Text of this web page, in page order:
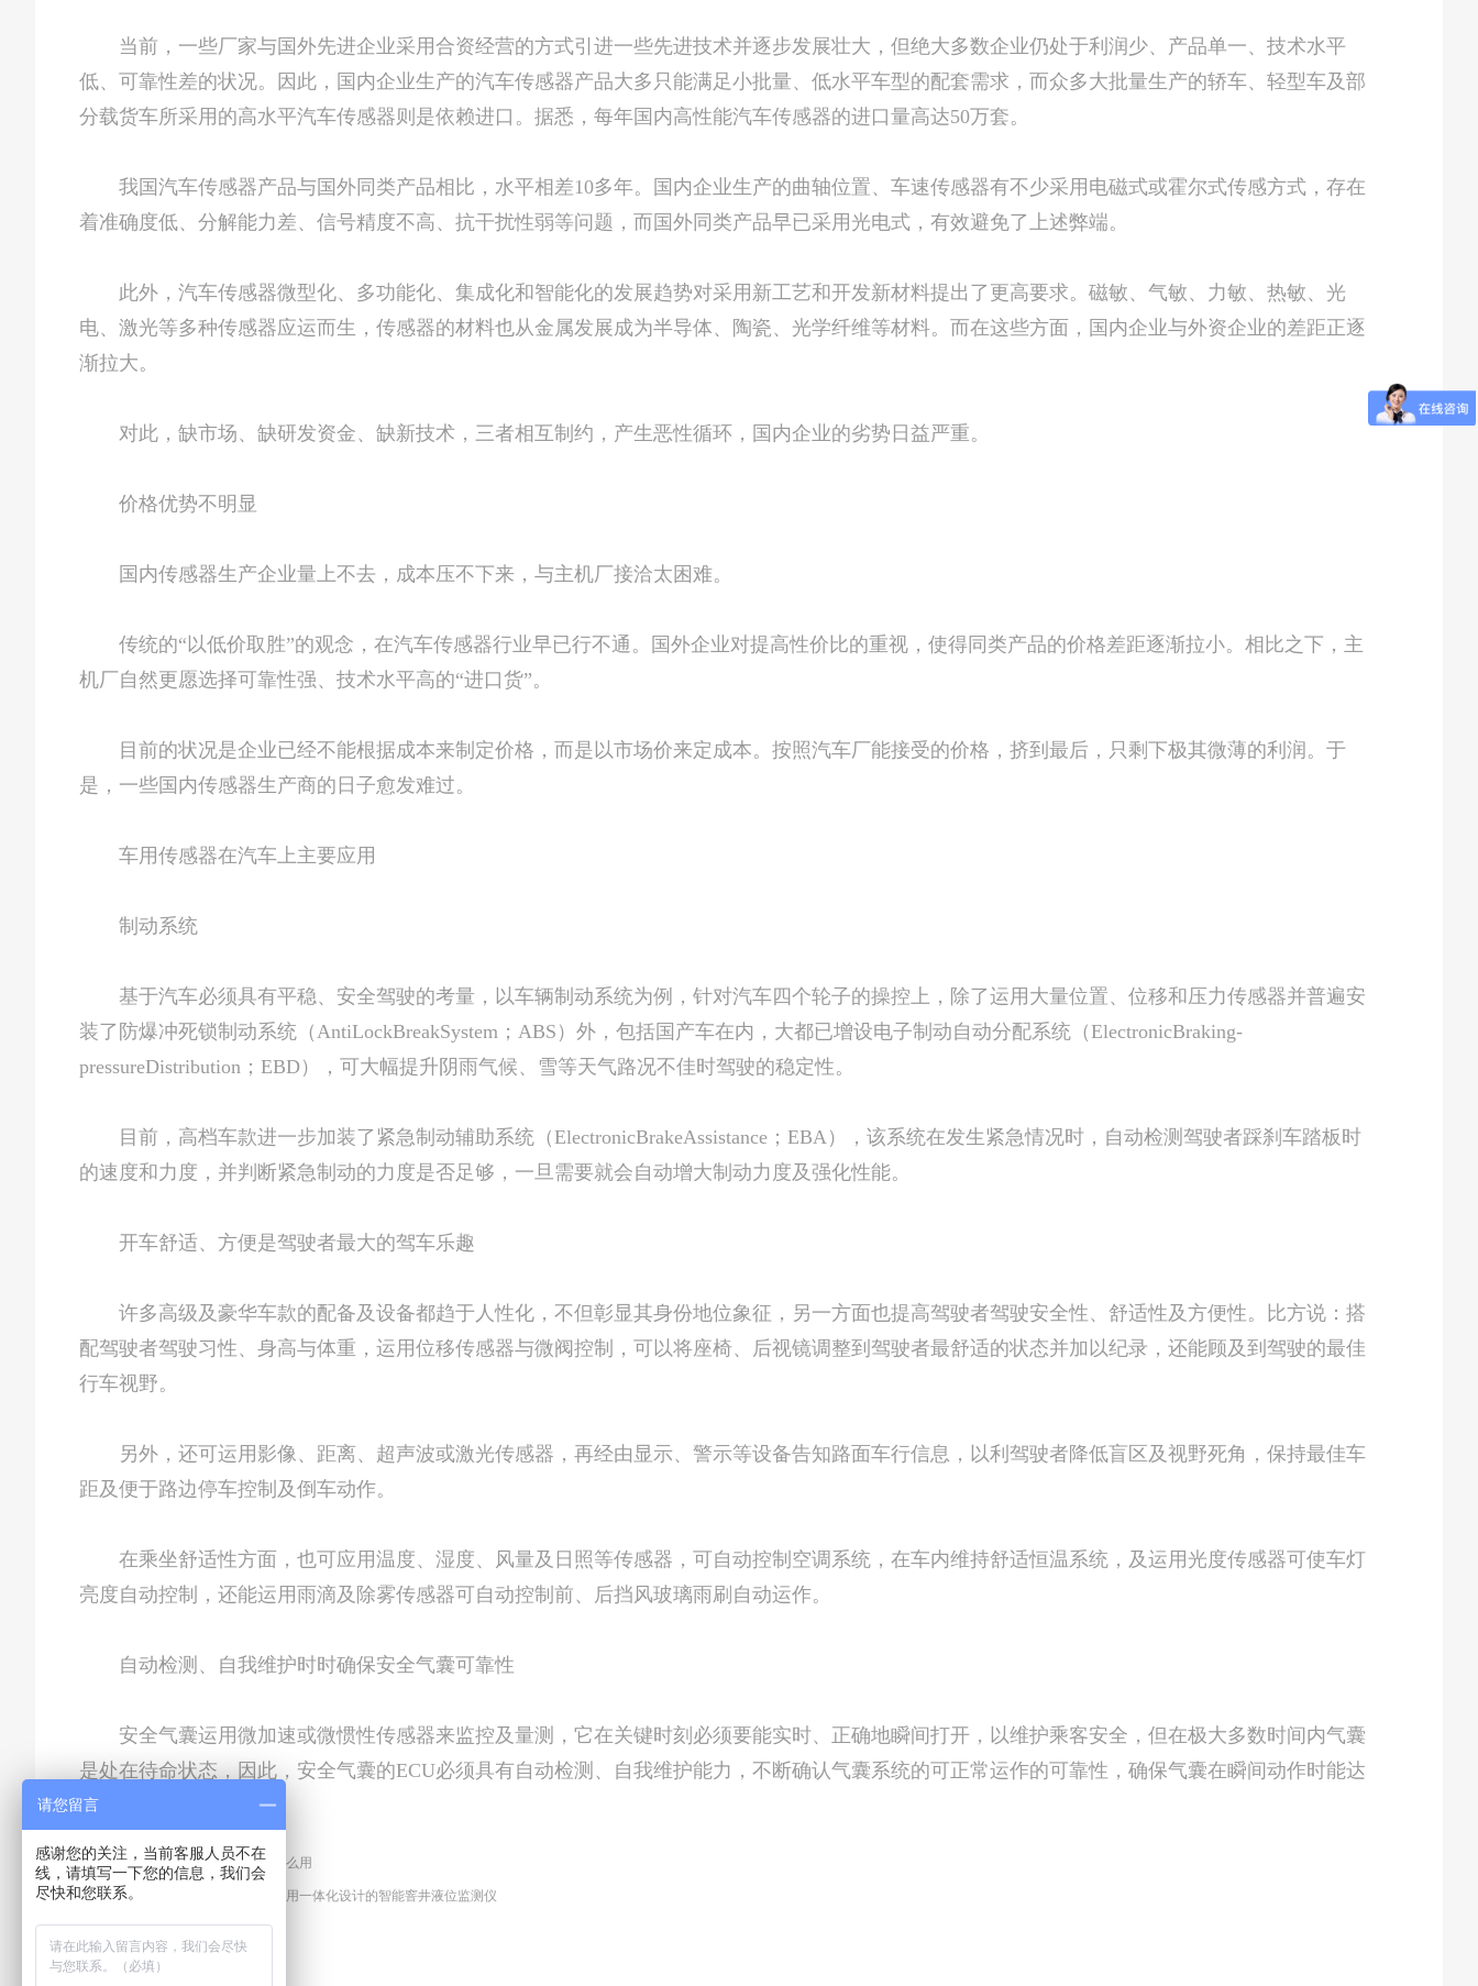
当前，一些厂家与国外先进企业采用合资经营的方式引进一些先进技术并逐步发展壮大，但绝大多数企业仍处于利润少、产品单一、技术水平
低、可靠性差的状况。因此，国内企业生产的汽车传感器产品大多只能满足小批量、低水平车型的配套需求，而众多大批量生产的轿车、轻型车及部
分载货车所采用的高水平汽车传感器则是依赖进口。据悉，每年国内高性能汽车传感器的进口量高达50万套。
我国汽车传感器产品与国外同类产品相比，水平相差10多年。国内企业生产的曲轴位置、车速传感器有不少采用电磁式或霍尔式传感方式，存在
着准确度低、分解能力差、信号精度不高、抗干扰性弱等问题，而国外同类产品早已采用光电式，有效避免了上述弊端。
此外，汽车传感器微型化、多功能化、集成化和智能化的发展趋势对采用新工艺和开发新材料提出了更高要求。磁敏、气敏、力敏、热敏、光
电、激光等多种传感器应运而生，传感器的材料也从金属发展成为半导体、陶瓷、光学纤维等材料。而在这些方面，国内企业与外资企业的差距正逐
渐拉大。
对此，缺市场、缺研发资金、缺新技术，三者相互制约，产生恶性循环，国内企业的劣势日益严重。
价格优势不明显
国内传感器生产企业量上不去，成本压不下来，与主机厂接洽太困难。
传统的“以低价取胜”的观念，在汽车传感器行业早已行不通。国外企业对提高性价比的重视，使得同类产品的价格差距逐渐拉小。相比之下，主
机厂自然更愿选择可靠性强、技术水平高的“进口货”。
目前的状况是企业已经不能根据成本来制定价格，而是以市场价来定成本。按照汽车厂能接受的价格，挤到最后，只剩下极其微薄的利润。于
是，一些国内传感器生产商的日子愈发难过。
车用传感器在汽车上主要应用
制动系统
基于汽车必须具有平稳、安全驾驶的考量，以车辆制动系统为例，针对汽车四个轮子的操控上，除了运用大量位置、位移和压力传感器并普遍安
装了防爆冲死锁制动系统（AntiLockBreakSystem；ABS）外，包括国产车在内，大都已增设电子制动自动分配系统（ElectronicBraking-
pressureDistribution；EBD），可大幅提升阴雨气候、雪等天气路况不佳时驾驶的稳定性。
目前，高档车款进一步加装了紧急制动辅助系统（ElectronicBrakeAssistance；EBA），该系统在发生紧急情况时，自动检测驾驶者踩刹车踏板时
的速度和力度，并判断紧急制动的力度是否足够，一旦需要就会自动增大制动力度及强化性能。
开车舒适、方便是驾驶者最大的驾车乐趣
许多高级及豪华车款的配备及设备都趋于人性化，不但彰显其身份地位象征，另一方面也提高驾驶者驾驶安全性、舒适性及方便性。比方说：搭
配驾驶者驾驶习性、身高与体重，运用位移传感器与微阀控制，可以将座椅、后视镜调整到驾驶者最舒适的状态并加以纪录，还能顾及到驾驶的最佳
行车视野。
另外，还可运用影像、距离、超声波或激光传感器，再经由显示、警示等设备告知路面车行信息，以利驾驶者降低盲区及视野死角，保持最佳车
距及便于路边停车控制及倒车动作。
在乘坐舒适性方面，也可应用温度、湿度、风量及日照等传感器，可自动控制空调系统，在车内维持舒适恒温系统，及运用光度传感器可使车灯
亮度自动控制，还能运用雨滴及除雾传感器可自动控制前、后挡风玻璃雨刷自动运作。
自动检测、自我维护时时确保安全气囊可靠性
安全气囊运用微加速或微惯性传感器来监控及量测，它在关键时刻必须要能实时、正确地瞬间打开，以维护乘客安全，但在极大多数时间内气囊
是处在待命状态，因此，安全气囊的ECU必须具有自动检测、自我维护能力，不断确认气囊系统的可正常运作的可靠性，确保气囊在瞬间动作时能达
到保护驾驶员的效果。
上一篇：发动机转速传感器有什么用
下一篇 无线液位变送器是一款采用一体化设计的智能窨井液位监测仪
分享至：
请您留言
感谢您的关注，当前客服人员不在
线，请填写一下您的信息，我们会
尽快和您联系。